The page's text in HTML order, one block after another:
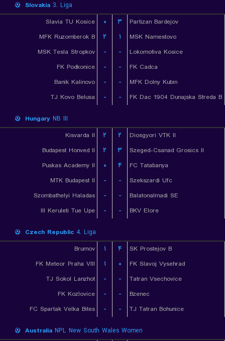
Slovakia 3. Liga
Slavia TU Kosice
۰ ۳
Partizan Bardejov
MFK Ruzomberok B
۲ ۱
MSK Namestovo
MSK Tesla Stropkov
- -
Lokomotiva Kosice
FK Podkonice
- -
FK Cadca
Banik Kalinovo
- -
MFK Dolny Kubin
TJ Kovo Belusa
- - FK Dac 1904 Dunajska Streda B
Hungary NB III
Kisvarda II
۲ ۲
Diosgyori VTK II
Budapest Honved II
۲ ۳
Szeged-Csanad Grosics II
Puskas Academy II
۰ ۴
FC Tatabanya
MTK Budapest II
- -
Szekszardi Ufc
Szombathelyi Haladas
- -
Balatonalmadi SE
III Keruleti Tue Upe
- - BKV Elore
Czech Republic 4. Liga
Brumov
۱ ۴
SK Prostejov B
FK Meteor Praha VIII
۱ ۰
FK Slavoj Vysehrad
TJ Sokol Lanzhot
- -
Tatran Vsechovice
FK Kozlovice
- -
Bzenec
FC Spartak Velka Bites
- - TJ Tatran Bohunice
Australia NPL New South Wales Women